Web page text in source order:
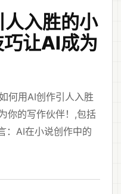
入胜的小
让AI成为
何用AI创作引人入胜
你的写作伙伴！,包括
：AI在小说创作中的